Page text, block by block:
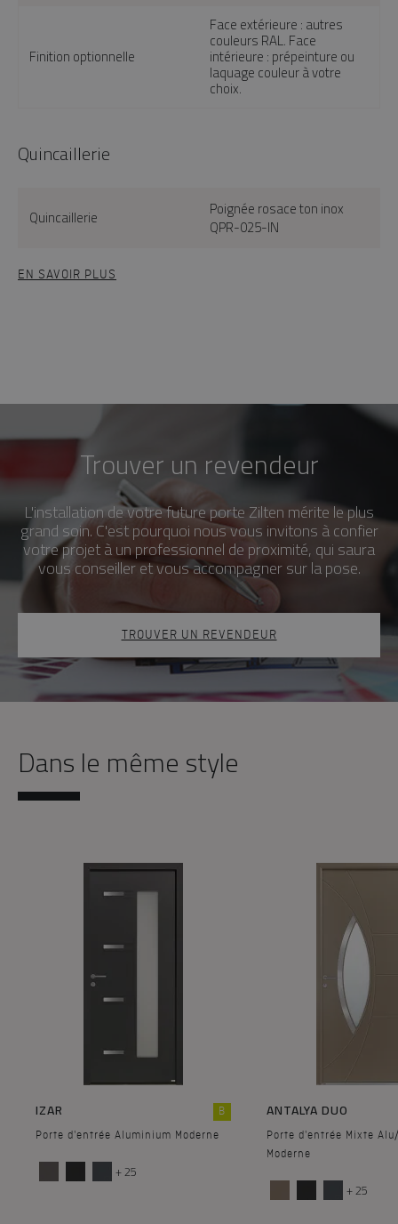
Finition optionnelle
Face extérieure : autres
couleurs RAL. Face
intérieure : prépeinture ou
laquage couleur à votre
choix.
Quincaillerie
Quincaillerie Poignée rosace ton inox
QPR-025-IN
EN SAVOIR PLUS
Trouver un revendeur
L'installation de votre future porte Zilten mérite le plus
grand soin. C'est pourquoi nous vous invitons à confier
votre projet à un professionnel de proximité, qui saura
vous conseiller et vous accompagner sur la pose.
TROUVER UN REVENDEUR
Dans le même style
IZAR
Porte d'entrée Aluminium Moderne
B
+ 25
ANTALYA DUO
Porte d'entrée Mixte
Moderne
+ 25